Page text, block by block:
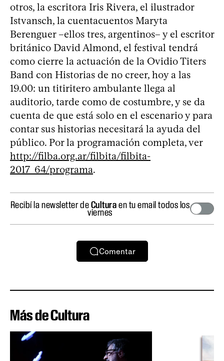
otros, la escritora Iris Rivera, el ilustrador
Istvansch, la cuentacuentos Maryta
Berenguer –ellos tres, argentinos– y el escritor
británico David Almond, el festival tendrá
como cierre la actuación de la Ovidio Titers
Band con Historias de no creer, hoy a las
19.00: un titiritero ambulante llega al
auditorio, tarde como de costumbre, y se da
cuenta de que está solo en el escenario y para
contar sus historias necesitará la ayuda del
público. Por la programación completa, ver
http://filba.org.ar/filbita/filbita-
2017_64/programa.
Recibí la newsletter deCulturaen tu email todos los
viernes
Comentar
Más de Cultura